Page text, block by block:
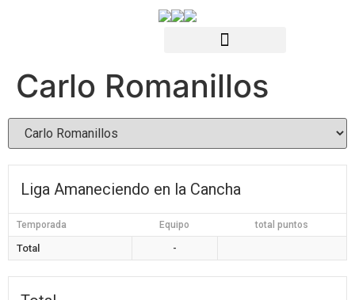
Carlo Romanillos
Liga Amaneciendo en la Cancha
Temporada Equipo total puntos
Total -